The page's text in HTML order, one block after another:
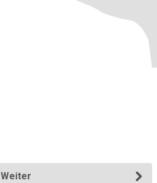
Weiter